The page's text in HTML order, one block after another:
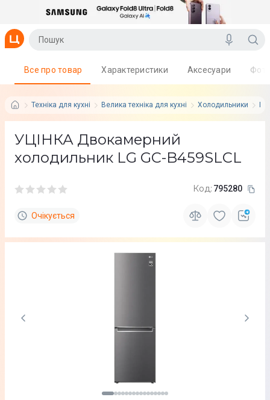
Техніка для кухні Велика техніка для кухні Холодильники
Все про товар Характеристики Аксесуари
УЦІНКА Двокамерний
холодильник LG GC-B459SLCL
Код: 795280
Очікується